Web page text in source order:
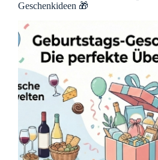
Geschenkideen 🎁